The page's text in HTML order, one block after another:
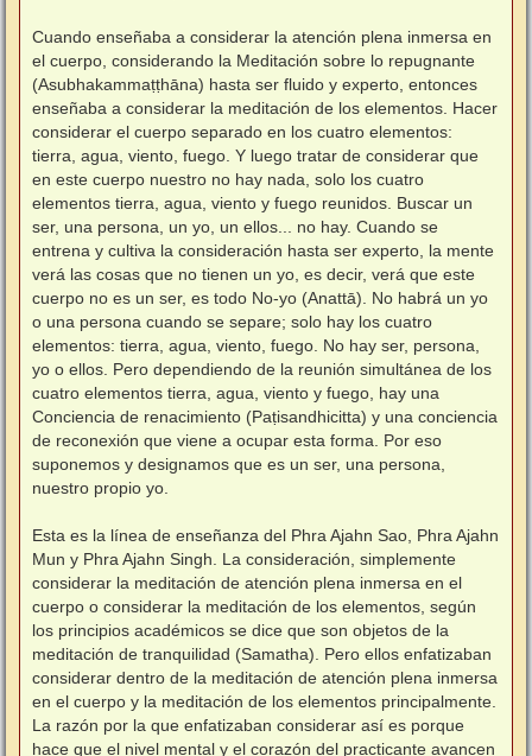
Cuando enseñaba a considerar la atención plena inmersa en
el cuerpo, considerando la Meditación sobre lo repugnante
(Asubhakammaṭṭhāna) hasta ser fluido y experto, entonces
enseñaba a considerar la meditación de los elementos. Hacer
considerar el cuerpo separado en los cuatro elementos:
tierra, agua, viento, fuego. Y luego tratar de considerar que
en este cuerpo nuestro no hay nada, solo los cuatro
elementos tierra, agua, viento y fuego reunidos. Buscar un
ser, una persona, un yo, un ellos... no hay. Cuando se
entrena y cultiva la consideración hasta ser experto, la mente
verá las cosas que no tienen un yo, es decir, verá que este
cuerpo no es un ser, es todo No-yo (Anattā). No habrá un yo
o una persona cuando se separe; solo hay los cuatro
elementos: tierra, agua, viento, fuego. No hay ser, persona,
yo o ellos. Pero dependiendo de la reunión simultánea de los
cuatro elementos tierra, agua, viento y fuego, hay una
Conciencia de renacimiento (Paṭisandhicitta) y una conciencia
de reconexión que viene a ocupar esta forma. Por eso
suponemos y designamos que es un ser, una persona,
nuestro propio yo.
Esta es la línea de enseñanza del Phra Ajahn Sao, Phra Ajahn
Mun y Phra Ajahn Singh. La consideración, simplemente
considerar la meditación de atención plena inmersa en el
cuerpo o considerar la meditación de los elementos, según
los principios académicos se dice que son objetos de la
meditación de tranquilidad (Samatha). Pero ellos enfatizaban
considerar dentro de la meditación de atención plena inmersa
en el cuerpo y la meditación de los elementos principalmente.
La razón por la que enfatizaban considerar así es porque
hace que el nivel mental y el corazón del practicante avancen